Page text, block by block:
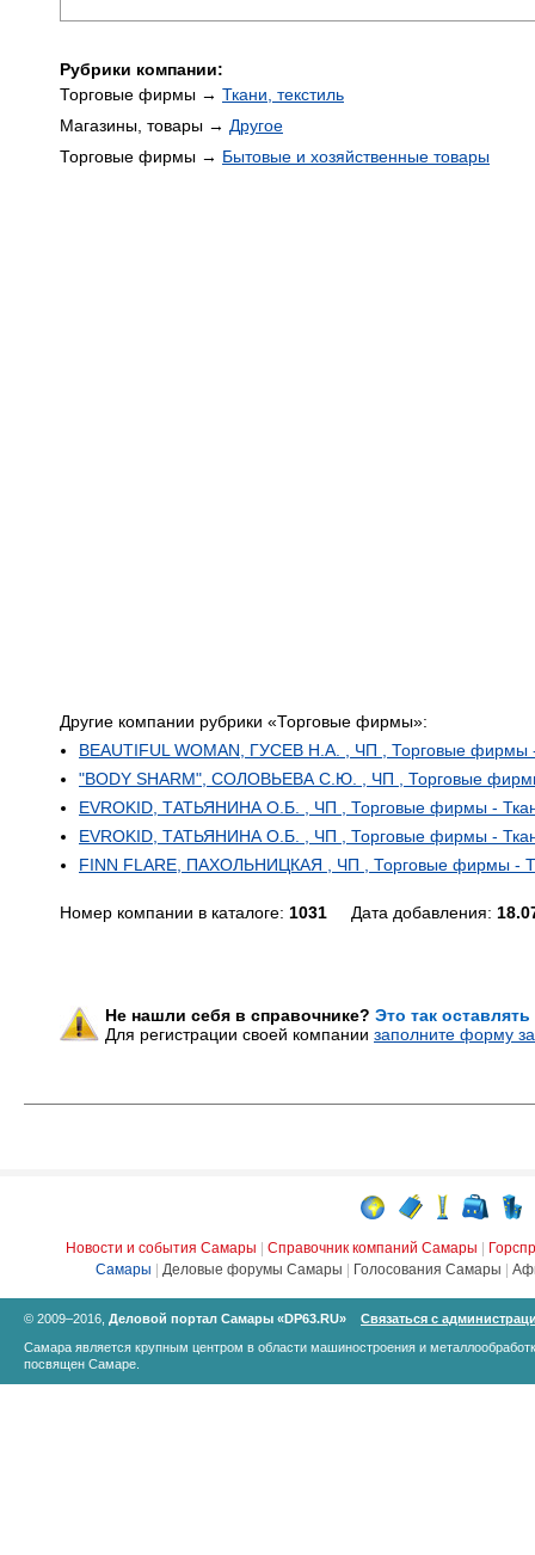
Рубрики компании:
Торговые фирмы → Ткани, текстиль
Магазины, товары → Другое
Торговые фирмы → Бытовые и хозяйственные товары
Другие компании рубрики «Торговые фирмы»:
BEAUTIFUL WOMAN, ГУСЕВ Н.А. , ЧП , Торговые фирмы -
"BODY SHARM", СОЛОВЬЕВА С.Ю. , ЧП , Торговые фирмы
EVROKID, ТАТЬЯНИНА О.Б. , ЧП , Торговые фирмы -
EVROKID, ТАТЬЯНИНА О.Б. , ЧП , Торговые фирмы -
FINN FLARE, ПАХОЛЬНИЦКАЯ , ЧП , Торговые фирмы -
Номер компании в каталоге: 1031 Дата добавления:
Не нашли себя в справочнике? Это так
Для регистрации своей компании заполните форму
Новости и события Самары Справочник компаний Самары
Самары
Деловые форумы Самары Голосования Самары
© 2009–2016, Деловой портал Самары «DP63.RU»
Связаться с
Самара является крупным центром в области машиностроения и
посвящен Самаре.